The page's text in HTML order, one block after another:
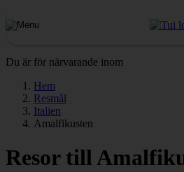
Du är för närvarande inom
Hem
Resmål
Italien
Amalfikusten
Resor till